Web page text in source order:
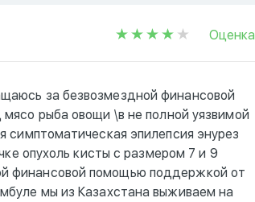
Оценка
за безвозмездной финансовой
рыба овощи \в не полной уязвимой
эпилепсия энурез
опухоль кисты с размером 7 и 9
финансовой помощью поддержкой от
мы из Казахстана выживаем на